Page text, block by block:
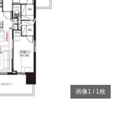
画像1 / 1 枚